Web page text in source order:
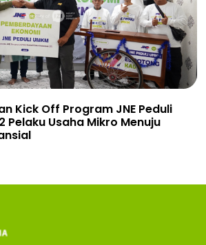
Kick Off Program JNE Peduli
Pelaku Usaha Mikro Menuju